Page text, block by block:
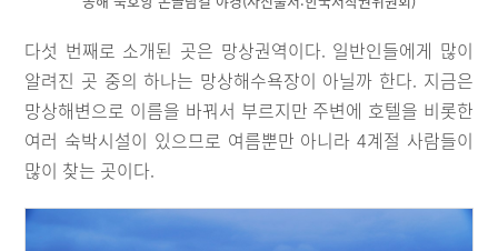
다섯 번째로 소개된 곳은 망상권역이다. 일반인들에게 많이
알려진 곳 중의 하나는 망상해수욕장이 아닐까 한다. 지금은
망상해변으로 이름을 바꿔서 부르지만 주변에 호텔을 비롯한
여러 숙박시설이 있으므로 여름뿐만 아니라 4계절 사람들이
많이 찾는 곳이다.